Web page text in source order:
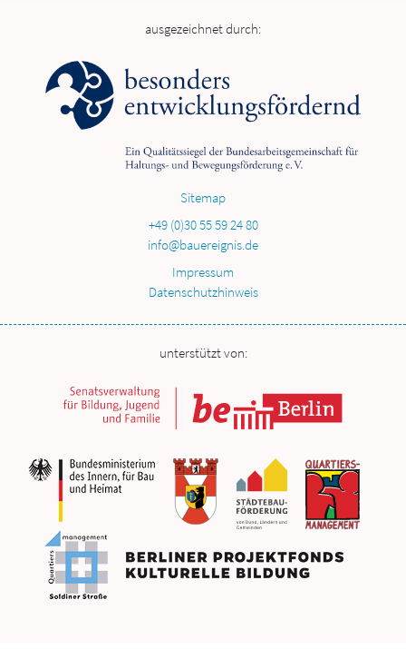
ausgezeichnet durch:
Sitemap
+49 (0)30 55 59 24 80
info@bauereignis.de
Impressum
Datenschutzhinweis
unterstützt von: